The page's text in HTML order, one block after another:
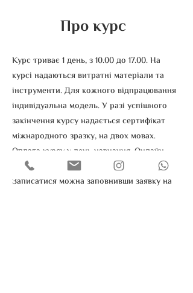
Про курс
Курс триває 1 день, з 10.00 до 17.00. На
курсі надаються витратні матеріали та
інструменти. Для кожного відпрацювання
індивідуальна модель. У разі успішного
закінчення курсу надається сертифікат
міжнародного зразку, на двох мовах.
Оплата курсу у день навчання. Онлайн
підтримка після курсу від викладача.
Записатися можна заповнивши заявку на